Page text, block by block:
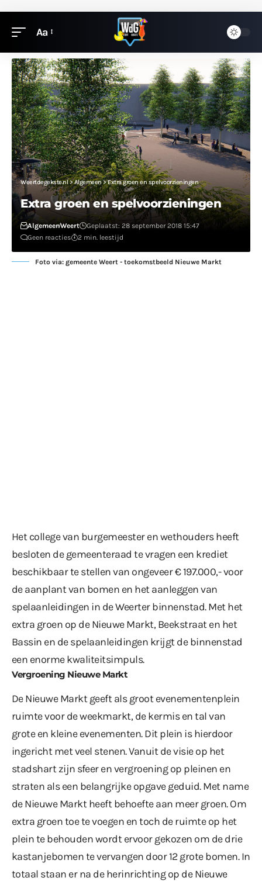
Aa
Weertdegekste.nl>Algemeen>Extra groen en spelvoorzieningen
Extra groen en spelvoorzieningen
AlgemeenWeert
Geplaatst: 28 september 2018 15:47
Geen reacties
2 min. leestijd
Foto via: gemeente Weert - toekomstbeeld Nieuwe Markt
Het college van burgemeester en wethouders heeft
besloten de gemeenteraad te vragen een krediet
beschikbaar te stellen van ongeveer € 197.000,- voor
de aanplant van bomen en het aanleggen van
spelaanleidingen in de Weerter binnenstad. Met het
extra groen op de Nieuwe Markt, Beekstraat en het
Bassin en de spelaanleidingen krijgt de binnenstad
een enorme kwaliteitsimpuls.
Vergroening Nieuwe Markt
De Nieuwe Markt geeft als groot evenementenplein
ruimte voor de weekmarkt, de kermis en tal van
grote en kleine evenementen. Dit plein is hierdoor
ingericht met veel stenen. Vanuit de visie op het
stadshart zijn sfeer en vergroening op pleinen en
straten als een belangrijke opgave geduid. Met name
de Nieuwe Markt heeft behoefte aan meer groen. Om
extra groen toe te voegen en toch de ruimte op het
plein te behouden wordt ervoor gekozen om de drie
kastanjebomen te vervangen door 12 grote bomen. In
totaal staan er na de herinrichting op de Nieuwe